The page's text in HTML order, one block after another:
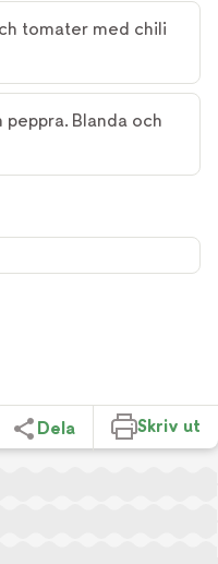
tomater med chili
peppra. Blanda och
Dela Skriv ut